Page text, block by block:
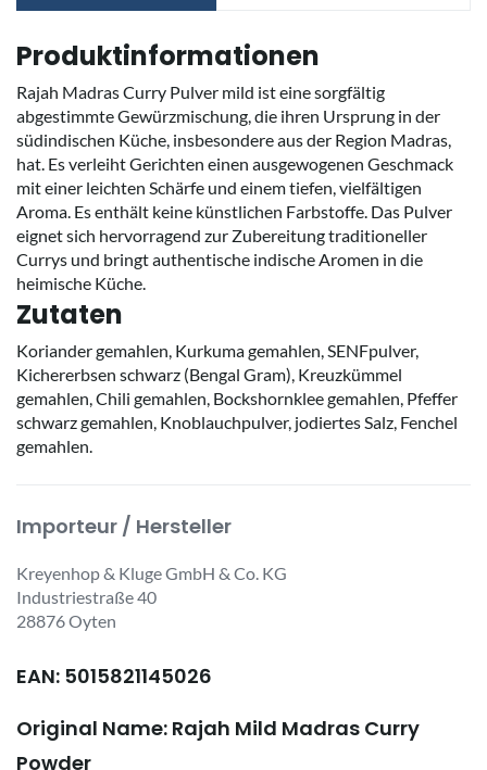
Produktinformationen
Rajah Madras Curry Pulver mild ist eine sorgfältig
abgestimmte Gewürzmischung, die ihren Ursprung in der
südindischen Küche, insbesondere aus der Region Madras,
hat. Es verleiht Gerichten einen ausgewogenen Geschmack
mit einer leichten Schärfe und einem tiefen, vielfältigen
Aroma. Es enthält keine künstlichen Farbstoffe. Das Pulver
eignet sich hervorragend zur Zubereitung traditioneller
Currys und bringt authentische indische Aromen in die
heimische Küche.
Zutaten
Koriander gemahlen, Kurkuma gemahlen, SENFpulver,
Kichererbsen schwarz (Bengal Gram), Kreuzkümmel
gemahlen, Chili gemahlen, Bockshornklee gemahlen, Pfeffer
schwarz gemahlen, Knoblauchpulver, jodiertes Salz, Fenchel
gemahlen.
Importeur / Hersteller
Kreyenhop & Kluge GmbH & Co. KG
Industriestraße 40
28876 Oyten
EAN: 5015821145026
Original Name: Rajah Mild Madras Curry
Powder